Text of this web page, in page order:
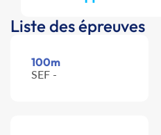
Liste des épreuves
100m
SEF -